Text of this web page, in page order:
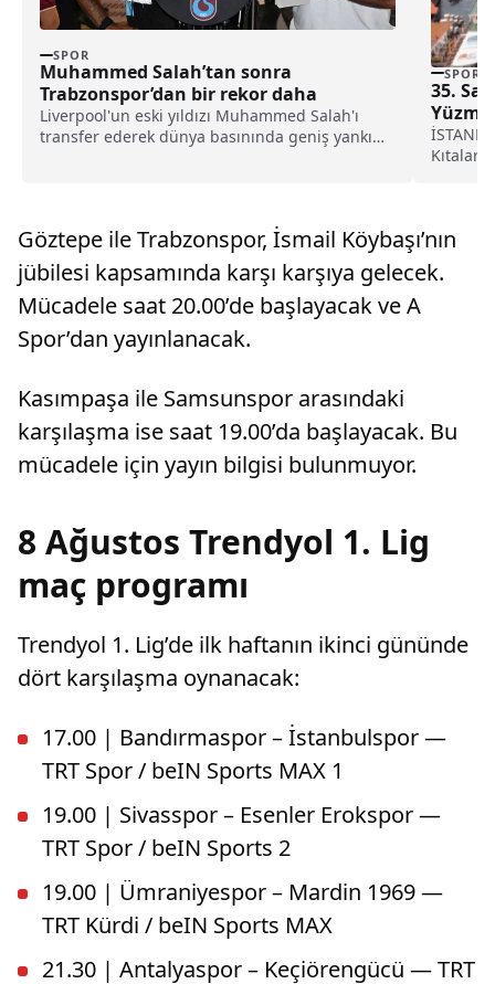
SPOR
Muhammed Salah’tan sonra
Trabzonspor’dan bir rekor daha
Liverpool'un eski yıldızı Muhammed Salah'ı
transfer ederek dünya basınında geniş yankı
SPOR
35.
Yüzme
Göztepe ile Trabzonspor, İsmail Köybaşı’nın
jübilesi kapsamında karşı karşıya gelecek.
Mücadele saat 20.00’de başlayacak ve A
Spor’dan yayınlanacak.
Kasımpaşa ile Samsunspor arasındaki
karşılaşma ise saat 19.00’da başlayacak. Bu
mücadele için yayın bilgisi bulunmuyor.
8 Ağustos Trendyol 1. Lig
maç programı
Trendyol 1. Lig’de ilk haftanın ikinci gününde
dört karşılaşma oynanacak:
17.00 | Bandırmaspor – İstanbulspor —
TRT Spor / beIN Sports MAX 1
19.00 | Sivasspor – Esenler Erokspor —
TRT Spor / beIN Sports 2
19.00 | Ümraniyespor – Mardin 1969 —
TRT Kürdi / beIN Sports MAX
21.30 | Antalyaspor – Keçiörengücü — TRT